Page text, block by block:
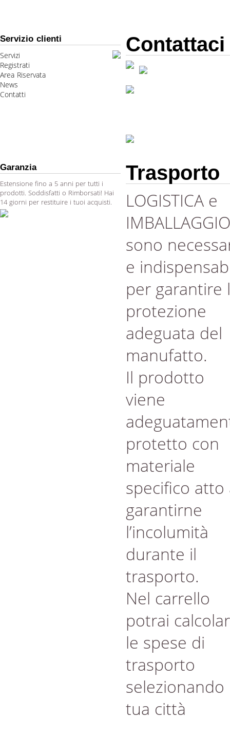
Servizio clienti
Servizi
Registrati
Area Riservata
News
Contatti
Contattaci
Garanzia
Estensione fino a 5 anni per tutti i
prodotti. Soddisfatti o Rimborsati! Hai
14 giorni per restituire i tuoi acquisti.
Trasporto
LOGISTICA e
IMBALLAGGIO
sono
e
per garantire
protezione
adeguata del
manufatto.
Il prodotto
viene
protetto con
materiale
specifico atto
garantirne
l’incolumità
durante il
trasporto.
Nel carrello
potrai
le spese di
trasporto
selezionando
tua città